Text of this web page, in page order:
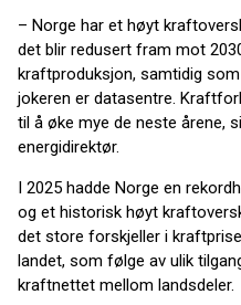
– Norge har et høyt
det blir redusert fram mot
kraftproduksjon, samtidig
jokeren er datasentre.
til å øke mye de neste årene,
energidirektør.
I 2025 hadde Norge en
og et historisk høyt
det store forskjeller i
landet, som følge av ulik
kraftnettet mellom landsdeler.